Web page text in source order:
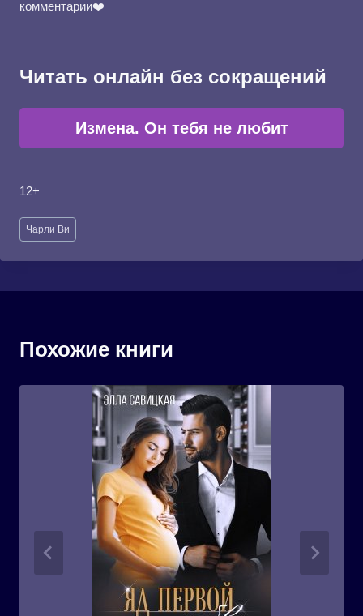
комментарии❤️
Читать онлайн без сокращений
Измена. Он тебя не любит
12+
Метки
записи:
Чарли Ви
Похожие книги